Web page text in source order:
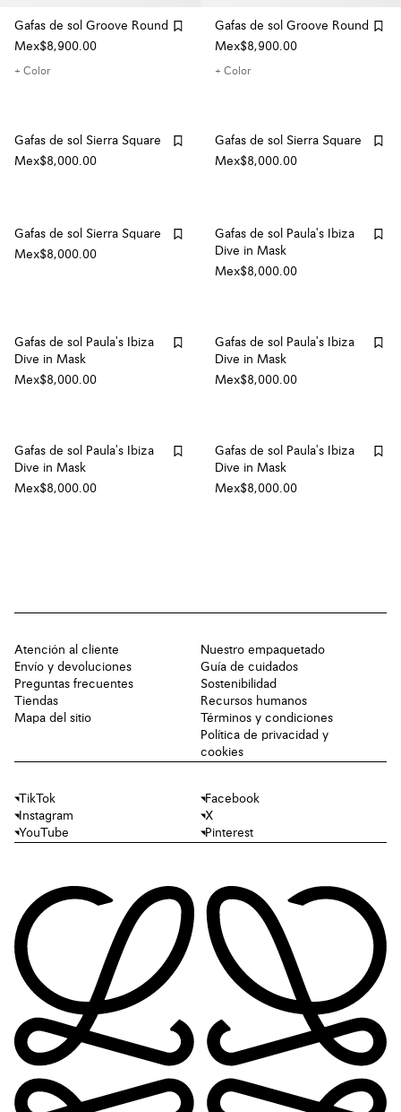
Gafas de sol Groove Round
Mex$8,900.00
+ Color
Gafas de sol Groove Round
Mex$8,900.00
+ Color
Gafas de sol Sierra Square
Mex$8,000.00
Gafas de sol Sierra Square
Mex$8,000.00
Gafas de sol Sierra Square
Mex$8,000.00
Gafas de sol Paula's Ibiza
Dive in Mask
Mex$8,000.00
Gafas de sol Paula's Ibiza
Dive in Mask
Mex$8,000.00
Gafas de sol Paula's Ibiza
Dive in Mask
Mex$8,000.00
Gafas de sol Paula's Ibiza
Dive in Mask
Mex$8,000.00
Gafas de sol Paula's Ibiza
Dive in Mask
Mex$8,000.00
Atención al cliente
Envío y devoluciones
Preguntas frecuentes
Tiendas
Mapa del sitio
Nuestro empaquetado
Guía de cuidados
Sostenibilidad
Recursos humanos
Términos y condiciones
Política de privacidad y
cookies
TikTok
Facebook
Instagram
X
YouTube
Pinterest